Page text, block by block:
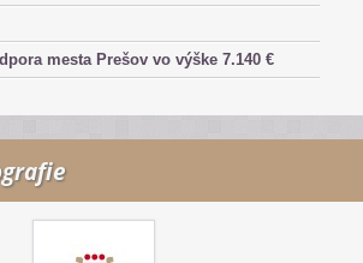
mesta Prešov vo výške 7.140 €